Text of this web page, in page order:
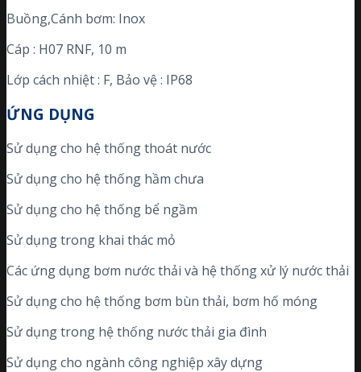
Buồng,Cánh bơm: Inox
Cáp : H07 RNF, 10 m
Lớp cách nhiệt : F, Bảo vệ : IP68
ỨNG DỤNG
Sử dụng cho hệ thống thoát nước
Sử dụng cho hệ thống hầm chưa
Sử dụng cho hệ thống bể ngầm
Sử dụng trong khai thác mỏ
Các ứng dụng bơm nước thải và hệ thống xử lý nước thải
Sử dụng cho hệ thống bơm bùn thải, bơm hố móng
Sử dụng trong hệ thống nước thải gia đình
Sử dụng cho ngành công nghiệp xây dựng